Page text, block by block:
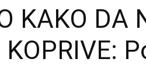
KAKO DA
KOPRIVE: